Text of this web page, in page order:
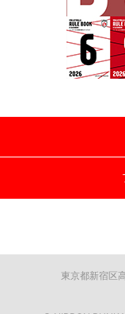
東京都新宿